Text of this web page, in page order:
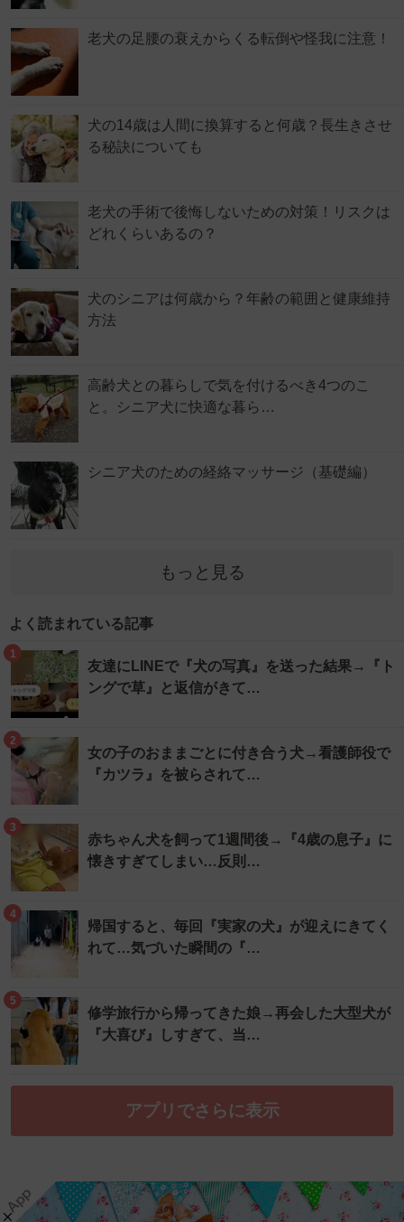
老犬の足腰の衰えからくる転倒や怪我に注意！
犬の14歳は人間に換算すると何歳？長生きさせ
る秘訣についても
老犬の手術で後悔しないための対策！リスクは
どれくらいあるの？
犬のシニアは何歳から？年齢の範囲と健康維持
方法
高齢犬との暮らしで気を付けるべき4つのこ
と。シニア犬に快適な暮ら…
シニア犬のための経絡マッサージ（基礎編）
もっと見る
よく読まれている記事
1
友達にLINEで『犬の写真』を送った結果→『ト
ングで草』と返信がきて…
2
女の子のおままごとに付き合う犬→看護師役で
『カツラ』を被らされて…
3
赤ちゃん犬を飼って1週間後→『4歳の息子』に
懐きすぎてしまい…反則…
4
帰国すると、毎回『実家の犬』が迎えにきてく
れて…気づいた瞬間の『…
5
修学旅行から帰ってきた娘→再会した大型犬が
『大喜び』しすぎて、当…
アプリでさらに表示